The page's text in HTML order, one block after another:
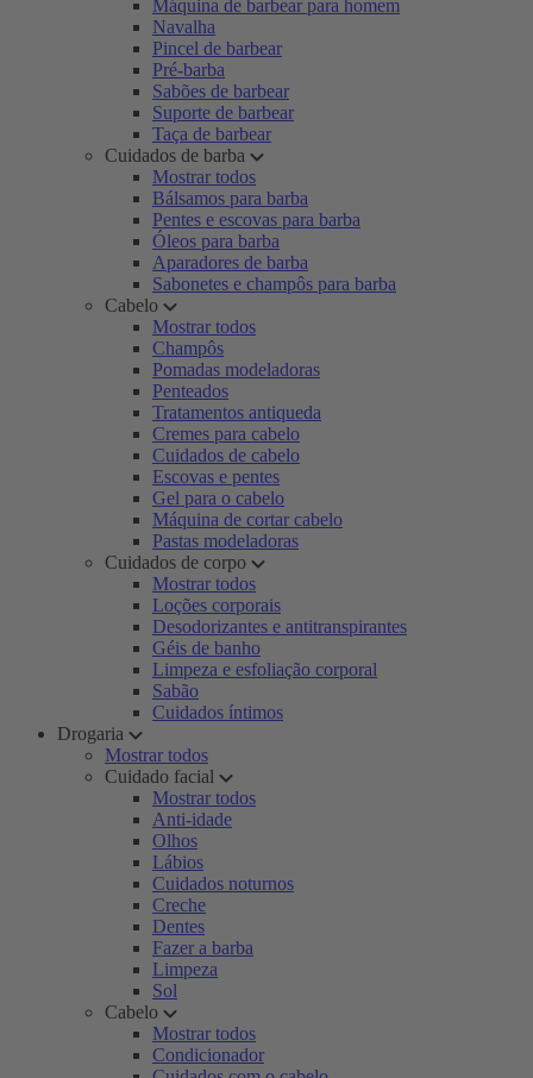
Máquina de barbear para homem
Navalha
Pincel de barbear
Pré-barba
Sabões de barbear
Suporte de barbear
Taça de barbear
Cuidados de barba
Mostrar todos
Bálsamos para barba
Pentes e escovas para barba
Óleos para barba
Aparadores de barba
Sabonetes e champôs para barba
Cabelo
Mostrar todos
Champôs
Pomadas modeladoras
Penteados
Tratamentos antiqueda
Cremes para cabelo
Cuidados de cabelo
Escovas e pentes
Gel para o cabelo
Máquina de cortar cabelo
Pastas modeladoras
Cuidados de corpo
Mostrar todos
Loções corporais
Desodorizantes e antitranspirantes
Géis de banho
Limpeza e esfoliação corporal
Sabão
Cuidados íntimos
Drogaria
Mostrar todos
Cuidado facial
Mostrar todos
Anti-idade
Olhos
Lábios
Cuidados noturnos
Creche
Dentes
Fazer a barba
Limpeza
Sol
Cabelo
Mostrar todos
Condicionador